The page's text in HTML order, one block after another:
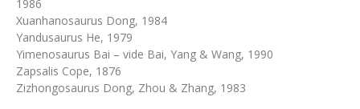
1986
Xuanhanosaurus Dong, 1984
Yandusaurus He, 1979
Yimenosaurus Bai – vide Bai, Yang & Wang, 1990
Zapsalis Cope, 1876
Zizhongosaurus Dong, Zhou & Zhang, 1983